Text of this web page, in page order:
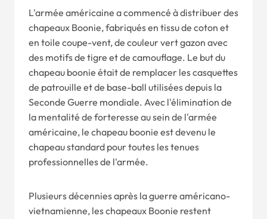
L'armée américaine a commencé à distribuer des
chapeaux Boonie, fabriqués en tissu de coton et
en toile coupe-vent, de couleur vert gazon avec
des motifs de tigre et de camouflage. Le but du
chapeau boonie était de remplacer les casquettes
de patrouille et de base-ball utilisées depuis la
Seconde Guerre mondiale. Avec l'élimination de
la mentalité de forteresse au sein de l'armée
américaine, le chapeau boonie est devenu le
chapeau standard pour toutes les tenues
professionnelles de l'armée.
Plusieurs décennies après la guerre américano-
vietnamienne, les chapeaux Boonie restent